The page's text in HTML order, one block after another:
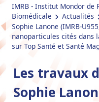
IMRB - Institut Mondor de
Biomédicale
Actualités
Sophie Lanone (IMRB-
nanoparticules cités dans
sur Top Santé et Santé
Les travaux
Sophie